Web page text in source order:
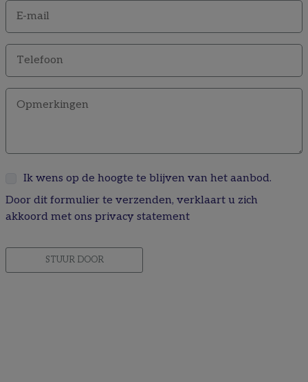
Ik wens op de hoogte te blijven van het aanbod.
Door dit formulier te verzenden, verklaart u zich
akkoord met ons privacy statement
STUUR DOOR